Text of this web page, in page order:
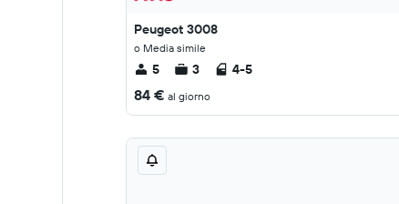
Peugeot 3008
o Media simile
5 3 4-5
84 € al giorno